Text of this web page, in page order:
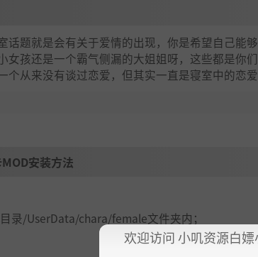
话题就是会有关于爱情的出现，你是希望自己能
女孩还是一个霸气侧漏的大姐姐呀，这些都是你们
个从来没有谈过恋爱，但其实一直是寝室中的恋爱
安装方法
录/UserData/chara/female文件夹内；
欢迎访问 小叽资源白